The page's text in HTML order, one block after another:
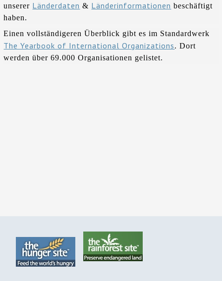
unserer Länderdaten & Länderinformationen beschäftigt
haben.
Einen vollständigeren Überblick gibt es im Standardwerk
The Yearbook of International Organizations. Dort
werden über 69.000 Organisationen gelistet.